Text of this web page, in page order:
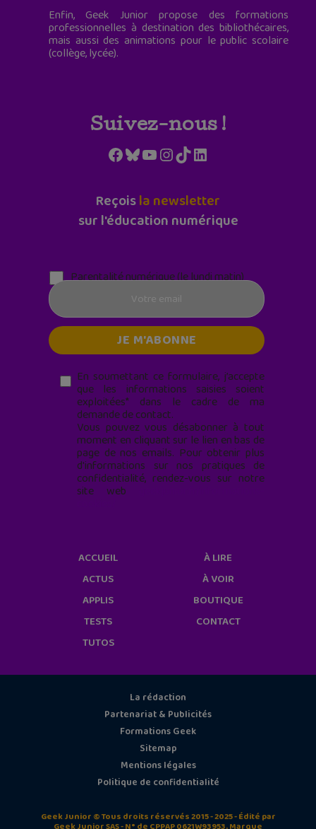
Enfin, Geek Junior propose des formations
professionnelles à destination des bibliothécaires,
mais aussi des animations pour le public scolaire
(collège, lycée).
Suivez-nous !
Facebook
Bluesky
YouTube
Instagram
TikTokLinkedIn
Reçoisla newsletter
sur l'éducation numérique
Parentalité numérique (le lundi matin)
En soumettant ce formulaire, j’accepte
que les informations saisies soient
exploitées* dans le cadre de ma
demande de contact.
Vous pouvez vous désabonner à tout
moment en cliquant sur le lien en bas de
page de nos emails. Pour obtenir plus
d'informations sur nos pratiques de
confidentialité, rendez-vous sur notre
site web
ACCUEIL
ACTUS
APPLIS
TESTS
TUTOS
À LIRE
À VOIR
BOUTIQUE
CONTACT
La rédaction
Partenariat & Publicités
Formations Geek
Sitemap
Mentions légales
Politique de confidentialité
Geek Junior © Tous droits réservés 2015 - 2025 - Édité par